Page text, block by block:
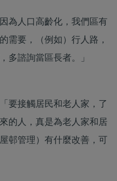
為人口高齡化，我們區有
需要，（例如）行人路，
多諮詢當區長者。」
要接觸居民和老人家，了
的人，真是為老人家和居
邨管理）有什麼改善，可